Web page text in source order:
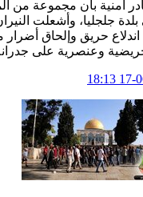
أمنية بأن مجموعة من
جلجليا، وأشعلت
حريق وإلحاق أضرار
وعنصرية على